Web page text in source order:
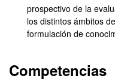
prospectivo de la
los distintos ámbitos
formulación de
Competencias